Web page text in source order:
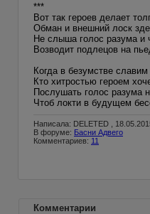
***
Вот так героев делает
Обман и внешний лоск
Не слыша голос разума и
Возводит подлецов на
Когда в безумстве славим
Кто хитростью героем
Послушать голос разума
Чтоб локти в будущем
Написала: DELETED ,
В форуме: Басни Адвего
Комментариев: 11
Комментарии